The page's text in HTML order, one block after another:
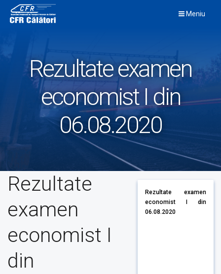
content
Meniu
Rezultate examen
economist I din
06.08.2020
Rezultate
examen
economist I
din
Rezultate examen
economist I din
06.08.2020